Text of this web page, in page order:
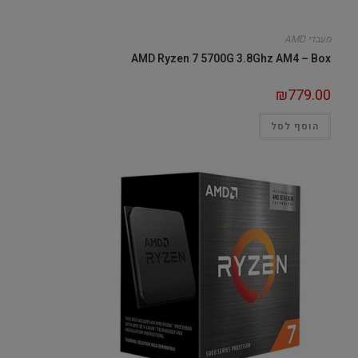
מעבדי AMD
AMD Ryzen 7 5700G 3.8Ghz AM4 – Box
₪779.00
הוסף לסל